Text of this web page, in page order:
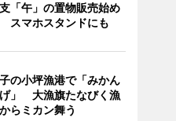
「午」の置物販売始め
スマホスタンドにも
の小坪漁港で「みかん
」 大漁旗たなびく漁
らミカン舞う